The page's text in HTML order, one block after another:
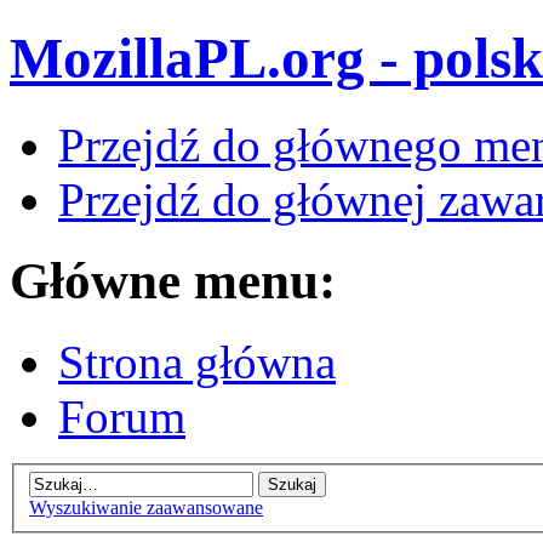
MozillaPL.org -
Przejdź do głównego
Przejdź do głównej
Główne menu:
Strona główna
Forum
Wyszukiwanie zaawansowane